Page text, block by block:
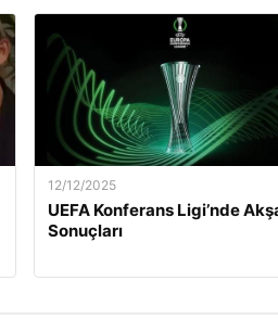
12/12/2025
UEFA Konferans Ligi’nde
Sonuçları